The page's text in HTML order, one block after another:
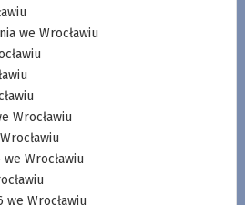
we Wrocławiu
Wrocławiu
Wrocławiu
we Wrocławiu